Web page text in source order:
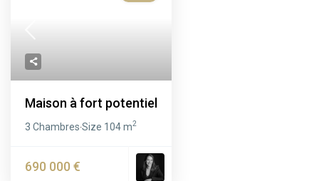
Maison à fort potentiel
3 Chambres·Size 104 m2
690 000 €